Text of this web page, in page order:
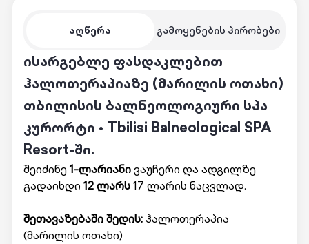
აღწერა გამოყენების პირობები
ისარგებლე ფასდაკლებით
ჰალოთერაპიაზე (მარილის ოთახი)
თბილისის ბალნეოლოგიური სპა
კურორტი • Tbilisi Balneological SPA
Resort-ში.
შეიძინე1-ლარიანივაუჩერი და ადგილზე
გადაიხდი 12 ლარს17 ლარის ნაცვლად.
შეთავაზებაში შედის:ჰალოთერაპია
(მარილის ოთახი)